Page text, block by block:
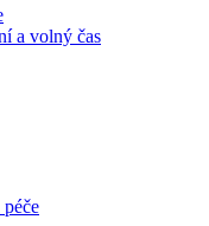
a volný čas